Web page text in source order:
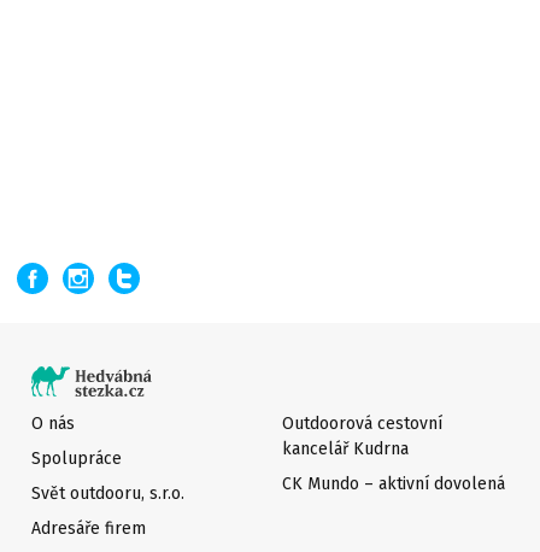
O nás
Spolupráce
Svět outdooru, s.r.o.
Adresáře firem
Outdoorová cestovní
kancelář Kudrna
CK Mundo – aktivní dovolená